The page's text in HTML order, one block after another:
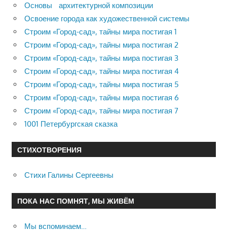
Основы архитектурной композиции
Освоение города как художественной системы
Строим «Город-сад», тайны мира постигая 1
Строим «Город-сад», тайны мира постигая 2
Строим «Город-сад», тайны мира постигая 3
Строим «Город-сад», тайны мира постигая 4
Строим «Город-сад», тайны мира постигая 5
Строим «Город-сад», тайны мира постигая 6
Строим «Город-сад», тайны мира постигая 7
1001 Петербургская сказка
СТИХОТВОРЕНИЯ
Стихи Галины Сергеевны
ПОКА НАС ПОМНЯТ, МЫ ЖИВЁМ
Мы вспоминаем…